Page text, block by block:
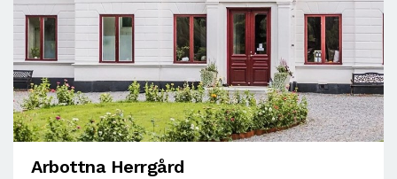
Arbottna Herrgård